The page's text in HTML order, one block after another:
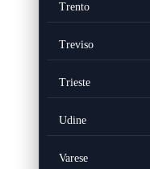
Trento
Treviso
Trieste
Udine
Varese